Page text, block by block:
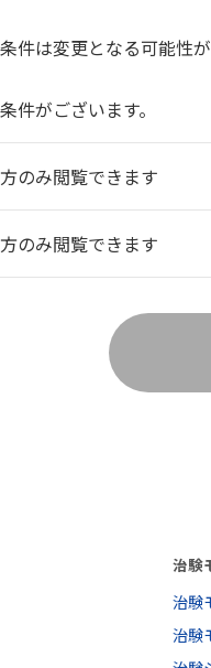
件は変更となる可能性が
件がございます。
のみ閲覧できます
のみ閲覧できます
治験
治験
治験